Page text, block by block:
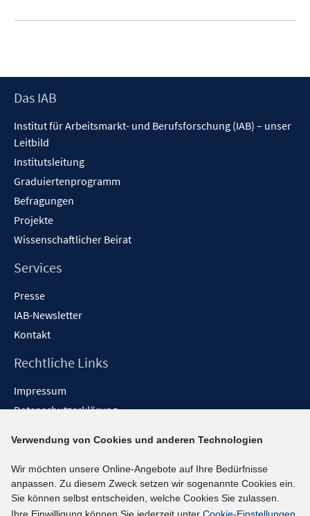
Footer
Das IAB
Institut für Arbeitsmarkt- und Berufsforschung (IAB) – unser
Leitbild
Institutsleitung
Graduiertenprogramm
Befragungen
Projekte
Wissenschaftlicher Beirat
Services
Presse
IAB-Newsletter
Kontakt
Rechtliche Links
Impressum
Datenschutzerklärung
Barrieren melden
Social-Media-Kanäle
BlueSky
Verwendung von Cookies und anderen Technologien
Wir möchten unsere Online-Angebote auf Ihre Bedürfnisse
anpassen. Zu diesem Zweck setzen wir sogenannte Cookies ein.
Sie können selbst entscheiden, welche Cookies Sie zulassen.